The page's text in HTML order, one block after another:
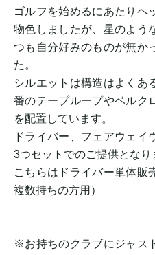
ゴルフを始めるにあたりヘ
物色しましたが、星のよう
つも自分好みのものが無か
た。
シルエットは構造はよくあ
番のテープループやベルク
を配置しています。
ドライバー、フェアウェイ
3つセットでのご提供となり
こちらはドライバー単体販
複数持ちの方用）
※お持ちのクラブにジャス